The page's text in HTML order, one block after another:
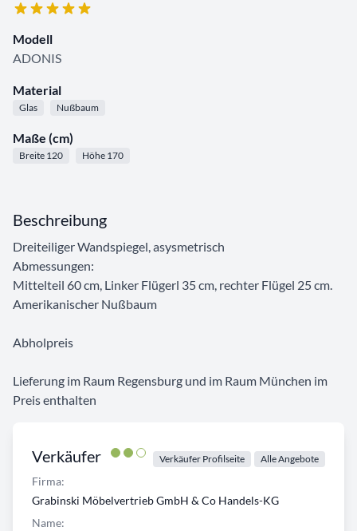
Modell
ADONIS
Material
Glas Nußbaum
Maße (cm)
Breite 120 Höhe 170
Verkäufer Verkäufer Profilseite Alle Angebote
Firma:
Grabinski Möbelvertrieb GmbH & Co Handels-KG
Name:
Beschreibung
Dreiteiliger Wandspiegel, asysmetrisch
Abmessungen:
Mittelteil 60 cm, Linker Flügerl 35 cm, rechter Flügel 25 cm.
Amerikanischer Nußbaum
Abholpreis
Lieferung im Raum Regensburg und im Raum München im
Preis enthalten